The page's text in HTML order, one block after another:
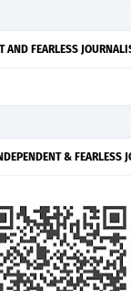
AND FEARLESS
& FEARLESS